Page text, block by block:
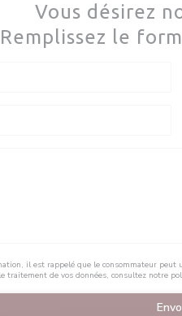
Vous désirez
Remplissez le
il est rappelé que le consommateur
traitement de vos données, consultez notre